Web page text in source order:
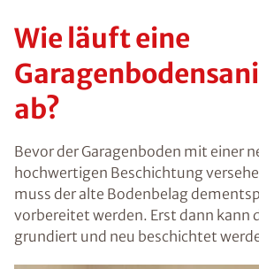
Wie läuft eine
ab?
Bevor der Garagenboden mit einer
hochwertigen Beschichtung
muss der alte Bodenbelag
vorbereitet werden. Erst dann kann
grundiert und neu beschichtet